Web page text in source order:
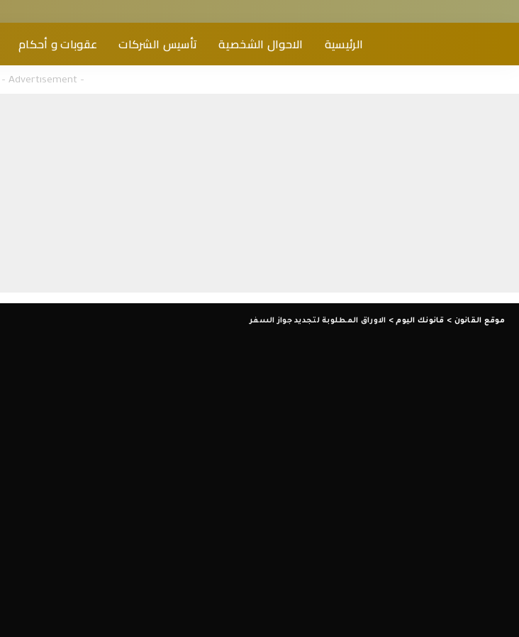
الرئيسية الاحوال الشخصية تأسيس الشركات عقوبات و أحكام
– Advertisement –
موقع القانون > قانونك اليوم> الاوراق المطلوبة لتجديد جواز السفر